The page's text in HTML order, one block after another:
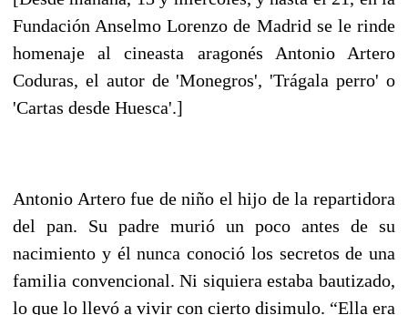
Fundación Anselmo Lorenzo de Madrid se le rinde
homenaje al cineasta aragonés Antonio Artero
Coduras, el autor de 'Monegros', 'Trágala perro' o
'Cartas desde Huesca'.]
Antonio Artero fue de niño el hijo de la repartidora
del pan. Su padre murió un poco antes de su
nacimiento y él nunca conoció los secretos de una
familia convencional. Ni siquiera estaba bautizado,
lo que lo llevó a vivir con cierto disimulo. “Ella era